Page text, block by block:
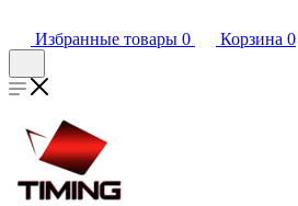
Избранные товары 0 Корзина 0